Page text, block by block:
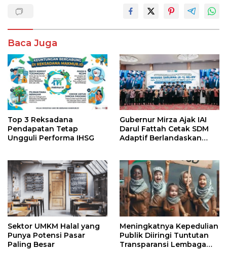
Baca Juga
Top 3 Reksadana
Pendapatan Tetap
Ungguli Performa IHSG
Gubernur Mirza Ajak IAI
Darul Fattah Cetak SDM
Adaptif Berlandaskan
Sektor UMKM Halal yang
Punya Potensi Pasar
Paling Besar
Meningkatnya Kepedulian
Publik Diiringi Tuntutan
Transparansi Lembaga